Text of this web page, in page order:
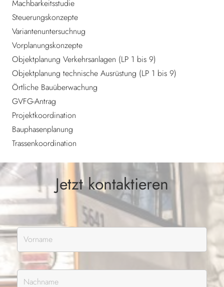
Machbarkeitsstudie
Steuerungskonzepte
Variantenuntersuchnug
Vorplanungskonzepte
Objektplanung Verkehrsanlagen (LP 1 bis 9)
Objektplanung technische Ausrüstung (LP 1 bis 9)
Örtliche Bauüberwachung
GVFG-Antrag
Projektkoordination
Bauphasenplanung
Trassenkoordination
Jetzt kontaktieren